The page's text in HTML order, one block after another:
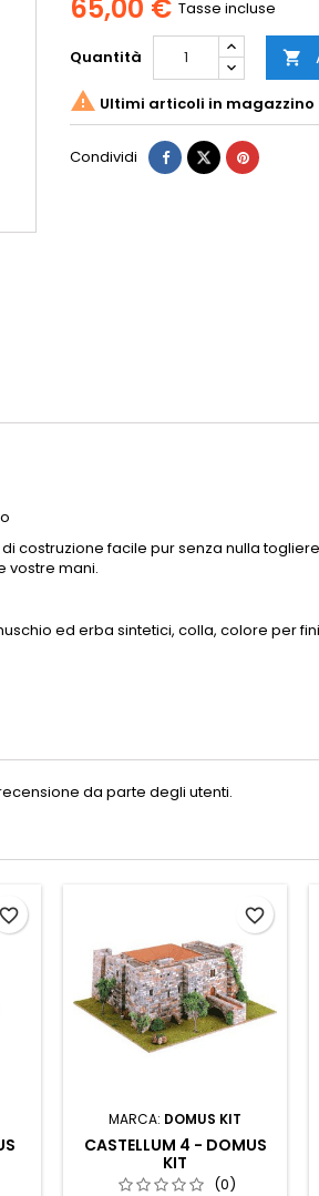
65,00 € Tasse incluse
Quantità 
 Ultimi articoli in magazzino
Condividi
costruzione facile pur senza nulla
vostre mani.
ed erba sintetici, colla, colore per
da parte degli utenti.
favorite_border
MARCA: DOMUS KIT
CASTELLUM 4 - DOMUS
KIT
(0)
favorite_border